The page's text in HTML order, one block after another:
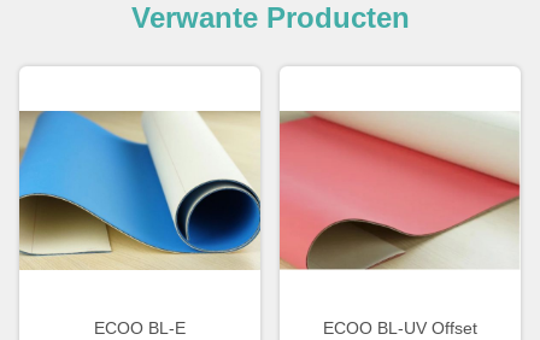
Verwante Producten
ECOO BL-E
ECOO BL-UV Offset